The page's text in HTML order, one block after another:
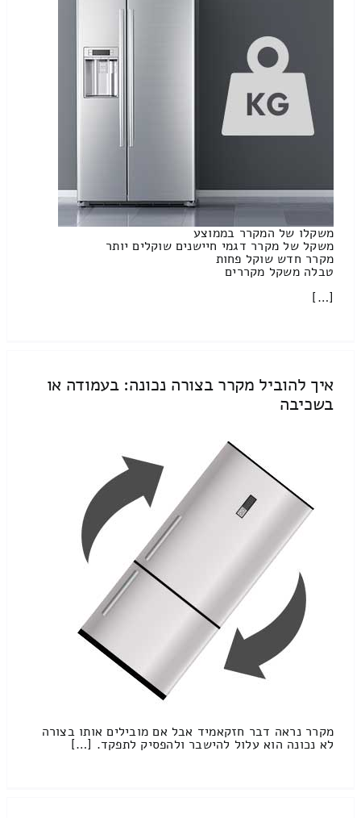
משקלו של המקרר בממוצע
משקל של מקרר דגמי חיישנים שוקלים יותר
מקרר חדש שוקל פחות
טבלה משקל מקררים
[…]
איך להוביל מקרר בצורה נכונה: בעמודה או
בשכיבה
מקרר נראה דבר חזקאמיד אבל אם מובילים אותו בצורה
לא נכונה הוא עלול להישבר ולהפסיק לתפקד. […]